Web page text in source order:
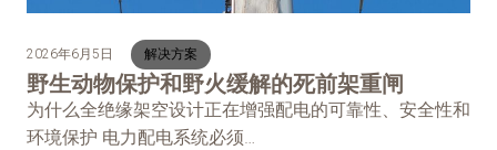
2026年6月5日 解决方案
野生动物保护和野火缓解的死前架重闸
为什么全绝缘架空设计正在增强配电的可靠性、安全性和
环境保护 电力配电系统必须…